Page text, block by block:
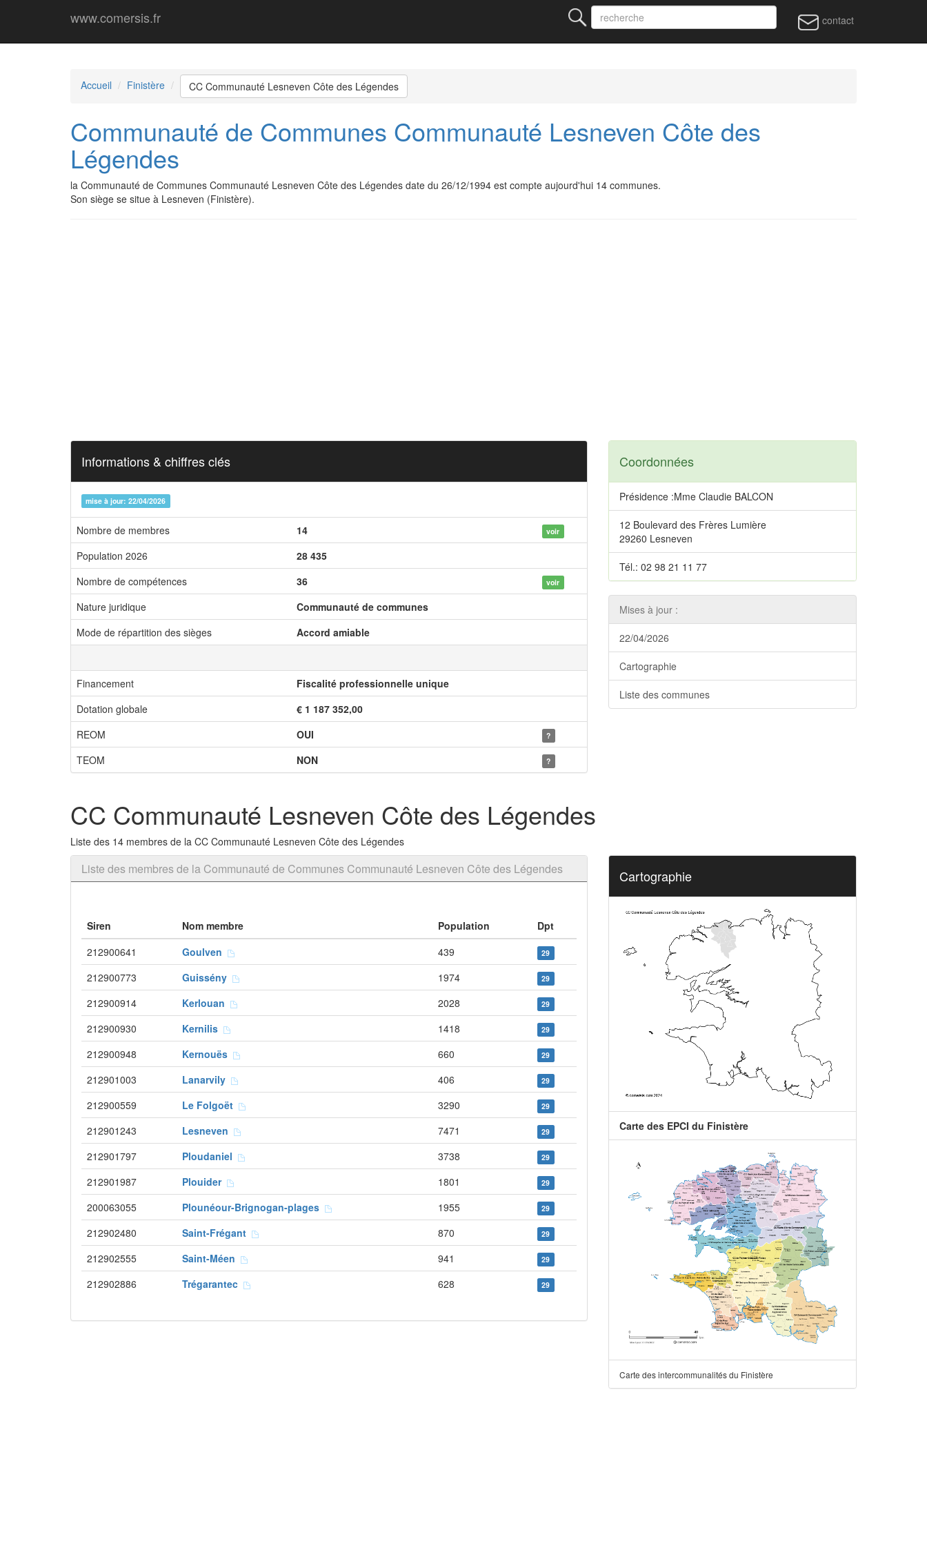
www.comersis.fr contact
Accueil Finistère CC Communauté Lesneven Côte des Légendes
Communauté de Communes Communauté Lesneven Côte des
Légendes
la Communauté de Communes Communauté Lesneven Côte des Légendes date du 26/12/1994 est compte aujourd'hui 14 communes.
Son siège se situe à Lesneven (Finistère).
Informations & chiffres clés
mise à jour: 22/04/2026
Nombre de membres 14 voir
Population 2026
28 435
Nombre de compétences
36 voir
Nature juridique
Communauté de communes
Mode de répartition des sièges
Accord amiable
Financement
Fiscalité professionnelle unique
Dotation globale
€ 1 187 352,00
REOM
OUI ?
TEOM NON ?
Coordonnées
Présidence :Mme Claudie BALCON
12 Boulevard des Frères Lumière
29260 Lesneven
Tél.: 02 98 21 11 77
Mises à jour :
22/04/2026
Cartographie
Liste des communes
CC Communauté Lesneven Côte des Légendes
Liste des 14 membres de la CC Communauté Lesneven Côte des Légendes
Liste des membres de la Communauté de Communes Communauté Lesneven Côte des Légendes
Siren Nom membre Population
Dpt
212900641
Goulven 439 29
212900773 Guissény 1974 29
212900914 Kerlouan 2028 29
212900930 Kernilis 1418 29
212900948 Kernouës 660 29
212901003 Lanarvily 406 29
212900559 Le Folgoët 3290 29
212901243 Lesneven 7471 29
212901797 Ploudaniel 3738 29
212901987 Plouider 1801 29
200063055 Plounéour-Brignogan-plages 1955 29
212902480 Saint-Frégant 870 29
212902555 Saint-Méen 941 29
212902886 Trégarantec 628 29
Cartographie
Carte des EPCI du Finistère
Carte des intercommunalités du Finistère